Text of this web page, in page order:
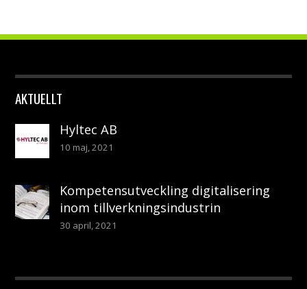
AKTUELLT
Hyltec AB
10 maj, 2021
Kompetensutveckling digitalisering
inom tillverkningsindustrin
30 april, 2021